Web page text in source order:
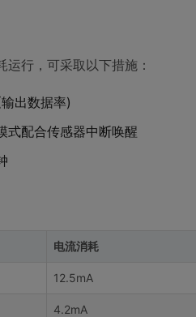
行，可采取以下措施：
出数据率)
式配合传感器中断唤醒
电流消耗
12.5mA
4.2mA